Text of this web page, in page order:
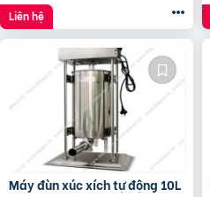
Liên hệ
Máy đùn xúc xích tự động 10L